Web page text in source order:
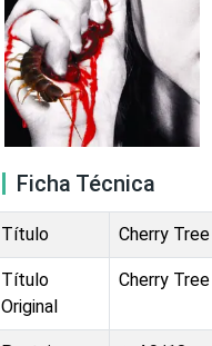
Ficha Técnica
Título Cherry Tree
Título
Original
Cherry Tree